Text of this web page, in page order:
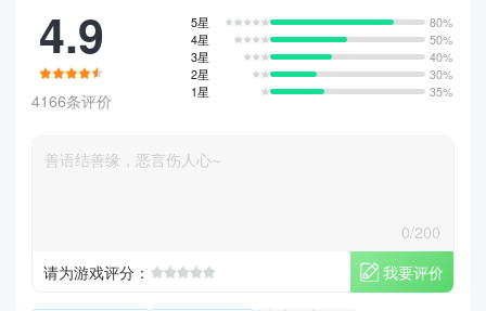
4.9
4166条评价
5星
80%
4星
50%
3星
40%
2星
30%
1星
35%
0/200
请为游戏评分：
我要评价